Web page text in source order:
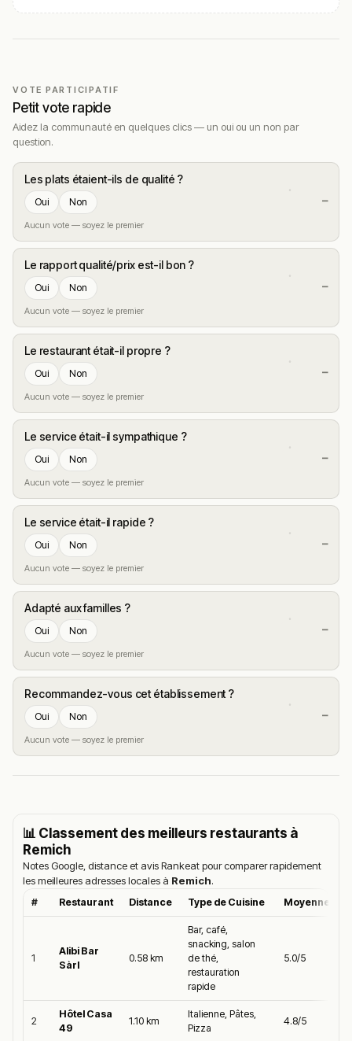
VOTE PARTICIPATIF
Petit vote rapide
Aidez la communauté en quelques clics — un oui ou un non par
question.
Les plats étaient-ils de qualité ?
Oui Non
Aucun vote — soyez le premier
—
Le rapport qualité/prix est-il bon ?
Oui Non
Aucun vote — soyez le premier
—
Le restaurant était-il propre ?
Oui Non
Aucun vote — soyez le premier
—
Le service était-il sympathique ?
Oui Non
Aucun vote — soyez le premier
—
Le service était-il rapide ?
Oui Non
Aucun vote — soyez le premier
—
Adapté aux familles ?
Oui Non
Aucun vote — soyez le premier
—
Recommandez-vous cet établissement ?
Oui Non
Aucun vote — soyez le premier
—
📊 Classement des meilleurs restaurants à
Remich
Notes Google, distance et avis Rankeat pour comparer rapidement
les meilleures adresses locales à Remich.
# Restaurant Distance Type de Cuisine Moyenne
1
Alibi Bar
Sàrl
0.58 km
Bar, café,
snacking, salon
de thé,
restauration
rapide
5.0/5
2
Hôtel Casa
49
1.10 km
Italienne, Pâtes,
Pizza
4.8/5